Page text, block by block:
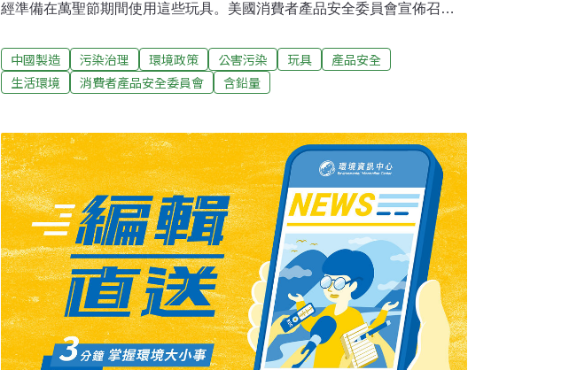
經準備在萬聖節期間使用這些玩具。美國消費者產品安全委員會宣佈召回
萬件塑料假牙，1.6萬件軍人模樣的「精英行動」人物，以及1500套兔子遊
戲玩具。這些玩具因表面塗層含鉛量超標，已從美國玩具商店上撤架。與
此同時，美國眾議院能源和商業委員會要求包括「托馬斯和朋友」火車玩
以便起草加強消費者安全的相關立法。眾議院要求這4家公司在11月6日前
提供有關玩具生產的檢測、銷售合同、召回產品和公司召回不合格產品程
序等方面的資料。
中國製造 污染治理 環境政策 公害污染 玩具
產品安全
生活環境
消費者產品安全委員會 含鉛量